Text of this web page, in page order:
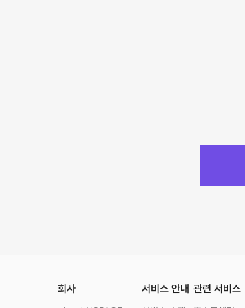
회사 서비스 안내 관련 서비스